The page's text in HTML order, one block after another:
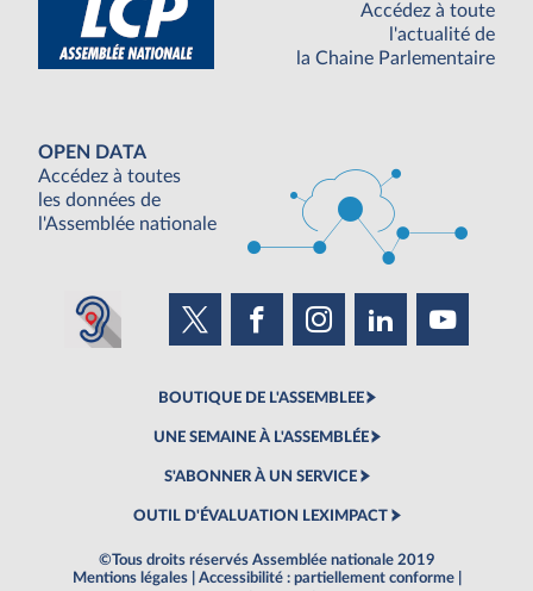
Accédez à toute
l'actualité de
la Chaine Parlementaire
OPEN DATA
Accédez à toutes
les données de
l'Assemblée nationale
BOUTIQUE DE L'ASSEMBLEE
UNE SEMAINE À L'ASSEMBLÉE
S'ABONNER À UN SERVICE
OUTIL D'ÉVALUATION LEXIMPACT
©Tous droits réservés Assemblée nationale 2019
Mentions légales
Accessibilité : partiellement conforme